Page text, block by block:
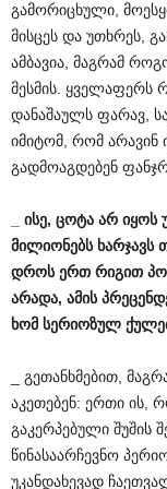
გამორიცხული,
მისცეს და უთხრეს,
ამბავია, მაგრამ
მესმის. ყველაფერს
დანაშაულს ფარავ,
იმიტომ, რომ არავინ
გადმოაგდებენ
ისე, ცოტა არ იყოს
მილიონებს ხარჯავს
დროს ერთ რიგით
არადა, ამის
ხომ სერიოზულ
_ გეთანხმებით,
აკეთებენ: ერთი ის,
გაკერპებული შუშის
წინასაარჩევნო
უკანდახევად